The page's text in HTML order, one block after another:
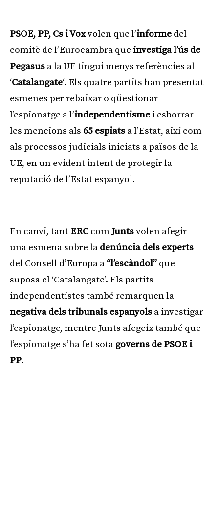
PSOE, PP, Cs i Voxvolen que l’informe del
comitè de l’Eurocambra que investiga l’ús de
Pegasus a la UE tingui menys referències al
‘Catalangate‘. Els quatre partits han presentat
esmenes per rebaixar o qüestionar
l’espionatge a l’independentisme i esborrar
les mencions als 65 espiats a l’Estat, així com
als processos judicials iniciats a països de la
UE, en un evident intent de protegir la
reputació de l’Estat espanyol.
En canvi, tant ERC comJuntsvolen afegir
una esmena sobre la denúncia dels experts
del Consell d’Europa a “l’escàndol” que
suposa el ‘Catalangate’. Els partits
independentistes també remarquen la
negativa dels tribunals espanyols a investigar
l’espionatge, mentre Junts afegeix també que
l’espionatge s’ha fet sota governs de PSOE i
PP.